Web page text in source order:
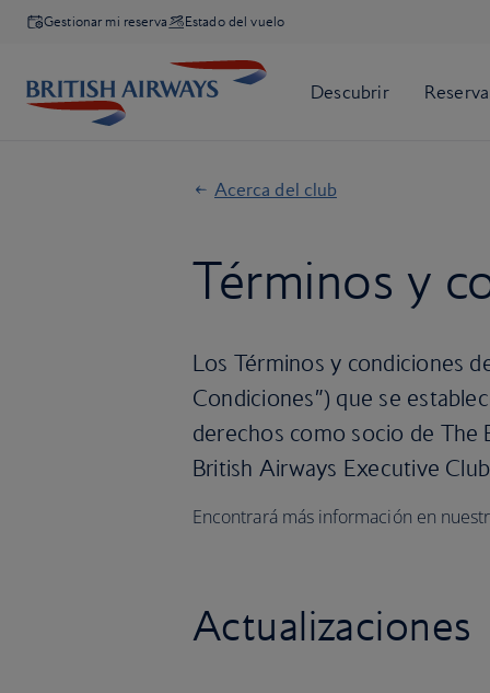
Gestionar mi reserva Estado del vuelo
Acerca del club
Términos y
Los Términos y condiciones
Condiciones”) que se
derechos como socio de The
British Airways Executive
Encontrará más información en
Actualizaciones